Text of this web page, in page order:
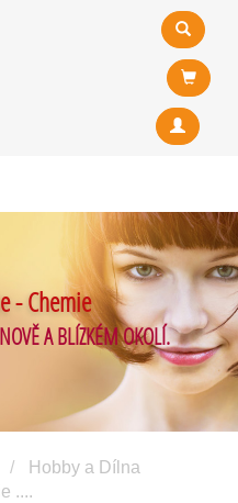
- Chemie
A BLÍZKÉM OKOLÍ.
Hobby a Dílna
....